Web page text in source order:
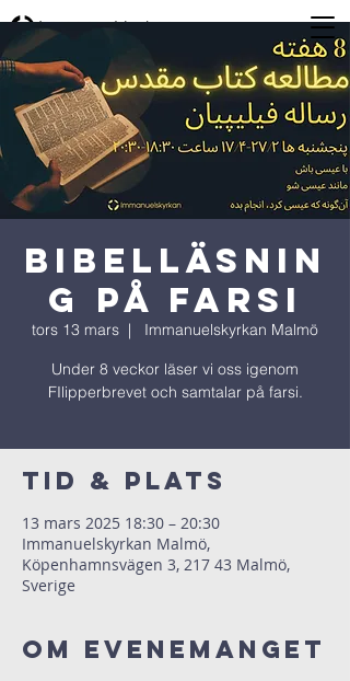
Bibelläsnin
g på farsi
tors 13 mars
  |
Immanuelskyrkan Malmö
Under 8 veckor läser vi oss igenom
FIlipperbrevet och samtalar på farsi.
Tid & Plats
13 mars 2025 18:30 – 20:30
Immanuelskyrkan Malmö,
Köpenhamnsvägen 3, 217 43 Malmö,
Sverige
Om evenemanget